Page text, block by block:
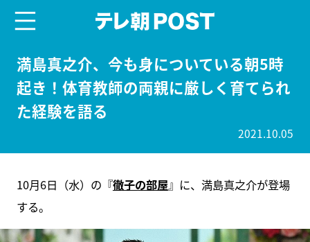
満島真之介、今も身についている朝5時
起き！体育教師の両親に厳しく育てられ
た経験を語る
2021.10.05
10月6日（水）の『徹子の部屋』に、満島真之介が登場
する。